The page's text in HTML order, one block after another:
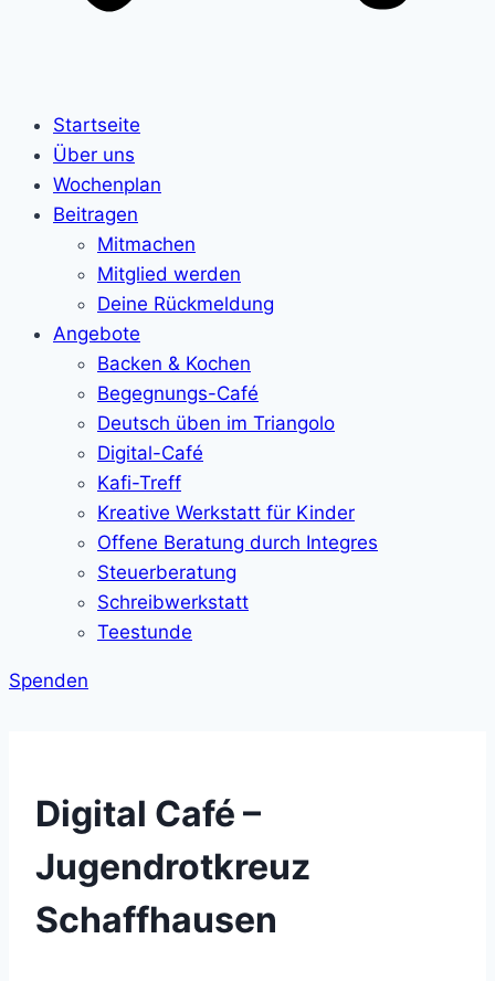
Startseite
Über uns
Wochenplan
Beitragen
Mitmachen
Mitglied werden
Deine Rückmeldung
Angebote
Backen & Kochen
Begegnungs-Café
Deutsch üben im Triangolo
Digital-Café
Kafi-Treff
Kreative Werkstatt für Kinder
Offene Beratung durch Integres
Steuerberatung
Schreibwerkstatt
Teestunde
Spenden
Digital Café –
Jugendrotkreuz
Schaffhausen